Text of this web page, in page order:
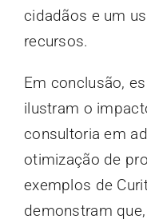
cidadãos e um
recursos.
Em conclusão,
ilustram o
consultoria em
otimização de
exemplos de
demonstram